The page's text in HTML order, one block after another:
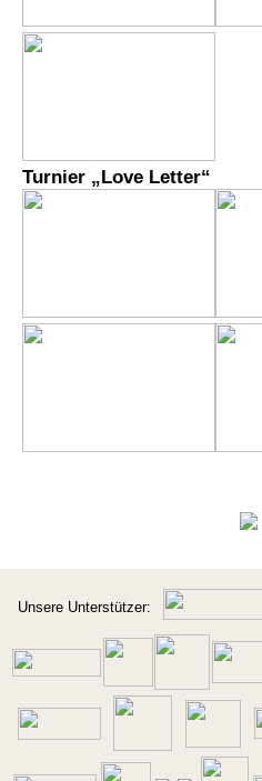
Turnier „Love Letter“
Unsere Unterstützer: